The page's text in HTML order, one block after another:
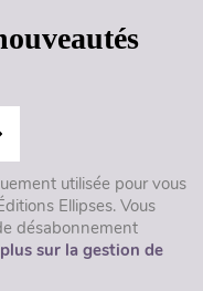
utilisée pour vous
Ellipses. Vous
désabonnement
sur la gestion de